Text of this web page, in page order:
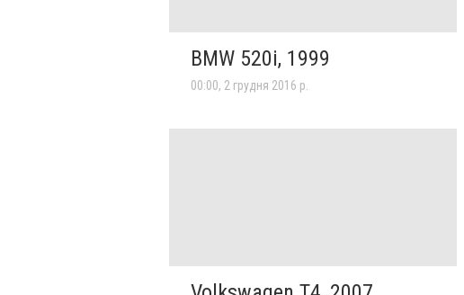
BMW 520i, 1999
00:00, 2 грудня 2016 р.